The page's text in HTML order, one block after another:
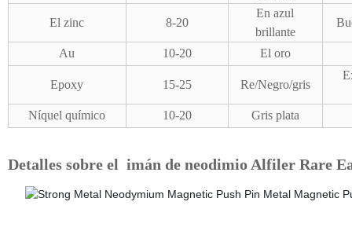
El zinc 8-20
En azul
brillante
Au 10-20 El oro
Epoxy 15-25 Re/Negro/gris
Níquel químico 10-20 Gris plata
Detalles sobre el imán de neodimio Alfiler Rare